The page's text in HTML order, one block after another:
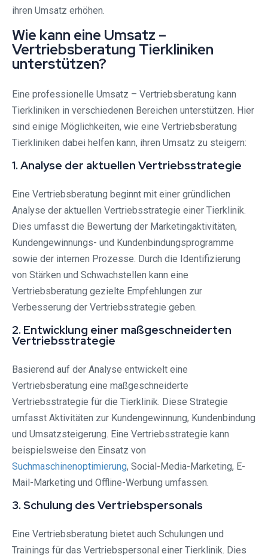
ihren Umsatz erhöhen.
Wie kann eine Umsatz –
Vertriebsberatung Tierkliniken
unterstützen?
Eine professionelle Umsatz – Vertriebsberatung kann
Tierkliniken in verschiedenen Bereichen unterstützen. Hier
sind einige Möglichkeiten, wie eine Vertriebsberatung
Tierkliniken dabei helfen kann, ihren Umsatz zu steigern:
1. Analyse der aktuellen Vertriebsstrategie
Eine Vertriebsberatung beginnt mit einer gründlichen
Analyse der aktuellen Vertriebsstrategie einer Tierklinik.
Dies umfasst die Bewertung der Marketingaktivitäten,
Kundengewinnungs- und Kundenbindungsprogramme
sowie der internen Prozesse. Durch die Identifizierung
von Stärken und Schwachstellen kann eine
Vertriebsberatung gezielte Empfehlungen zur
Verbesserung der Vertriebsstrategie geben.
2. Entwicklung einer maßgeschneiderten
Vertriebsstrategie
Basierend auf der Analyse entwickelt eine
Vertriebsberatung eine maßgeschneiderte
Vertriebsstrategie für die Tierklinik. Diese Strategie
umfasst Aktivitäten zur Kundengewinnung, Kundenbindung
und Umsatzsteigerung. Eine Vertriebsstrategie kann
beispielsweise den Einsatz von
Suchmaschinenoptimierung, Social-Media-Marketing, E-
Mail-Marketing und Offline-Werbung umfassen.
3. Schulung des Vertriebspersonals
Eine Vertriebsberatung bietet auch Schulungen und
Trainings für das Vertriebspersonal einer Tierklinik. Dies